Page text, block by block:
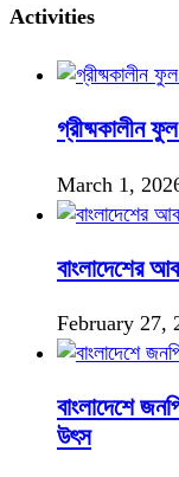
Activities
গ্রীষ্মকালীন
March 1,
বাংলাদেশের
February 27,
বাংলাদেশে
উৎস